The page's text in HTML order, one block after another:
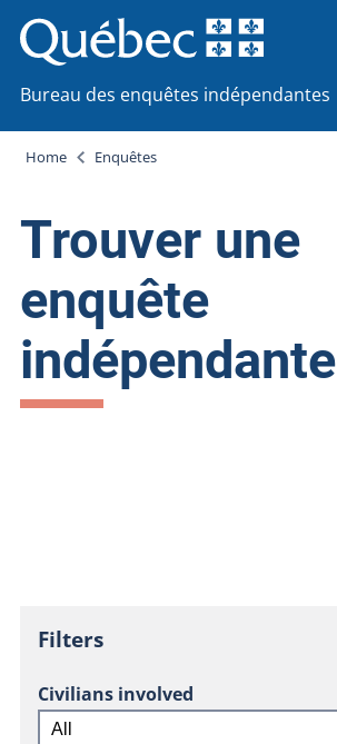
Bureau des enquêtes indépendantes
Home Enquêtes
Trouver une
enquête
indépendante
Filters
Civilians involved